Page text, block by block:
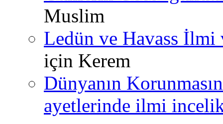
Muslim
Ledün ve Havass İlmi
için Kerem
Dünyanın
ayetlerinde ilmi